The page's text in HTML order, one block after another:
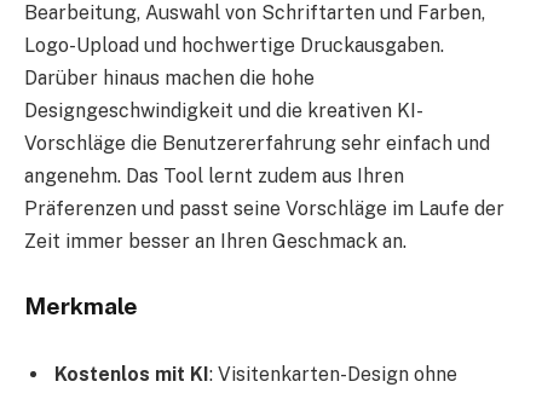
Bearbeitung, Auswahl von Schriftarten und Farben,
Logo-Upload und hochwertige Druckausgaben.
Darüber hinaus machen die hohe
Designgeschwindigkeit und die kreativen KI-
Vorschläge die Benutzererfahrung sehr einfach und
angenehm. Das Tool lernt zudem aus Ihren
Präferenzen und passt seine Vorschläge im Laufe der
Zeit immer besser an Ihren Geschmack an.
Merkmale
Kostenlos mit KI: Visitenkarten-Design ohne